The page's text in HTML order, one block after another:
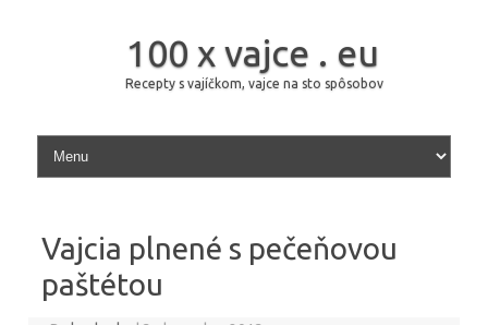
100 x vajce . eu
Recepty s vajíčkom, vajce na sto spôsobov
Skip to content
Vajcia plnené s pečeňovou
paštétou